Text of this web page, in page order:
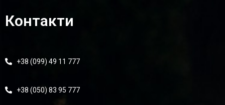
Контакти
+38 (099) 49 11 777
+38 (050) 83 95 777